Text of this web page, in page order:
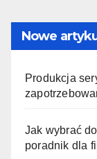
Nowe
Produkcja
Jak wybrać
poradnik dla